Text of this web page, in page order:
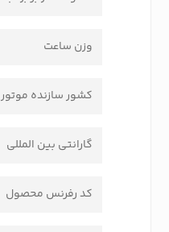
وزن ساعت
کشور سازنده موتور
گارانتی بین المللی
کد رفرنس محصول